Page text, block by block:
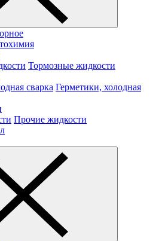
Тормозные жидкости
Герметики, холодная
Прочие жидкости